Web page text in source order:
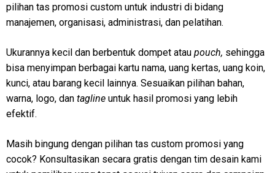
pilihan tas promosi custom untuk industri di bidang
manajemen, organisasi, administrasi, dan pelatihan.
Ukurannya kecil dan berbentuk dompet atau pouch, sehingga
bisa menyimpan berbagai kartu nama, uang kertas, uang koin,
kunci, atau barang kecil lainnya. Sesuaikan pilihan bahan,
warna, logo, dan tagline untuk hasil promosi yang lebih
efektif.
Masih bingung dengan pilihan tas custom promosi yang
cocok? Konsultasikan secara gratis dengan tim desain kami